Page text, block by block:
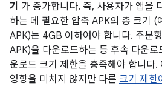
기 가 증가합니다. 즉, 사용자가 앱을
하는 데 필요한 압축 APK의 총 크기 (
APK)는 4GB 이하여야 합니다. 주문
APK)을 다운로드하는 등 후속 다운
운로드 크기 제한을 충족해야 합니다.
영향을 미치지 않지만 다른 크기 제한